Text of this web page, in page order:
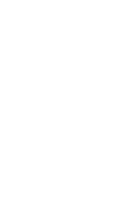
is family-
choose between
fare dishes.